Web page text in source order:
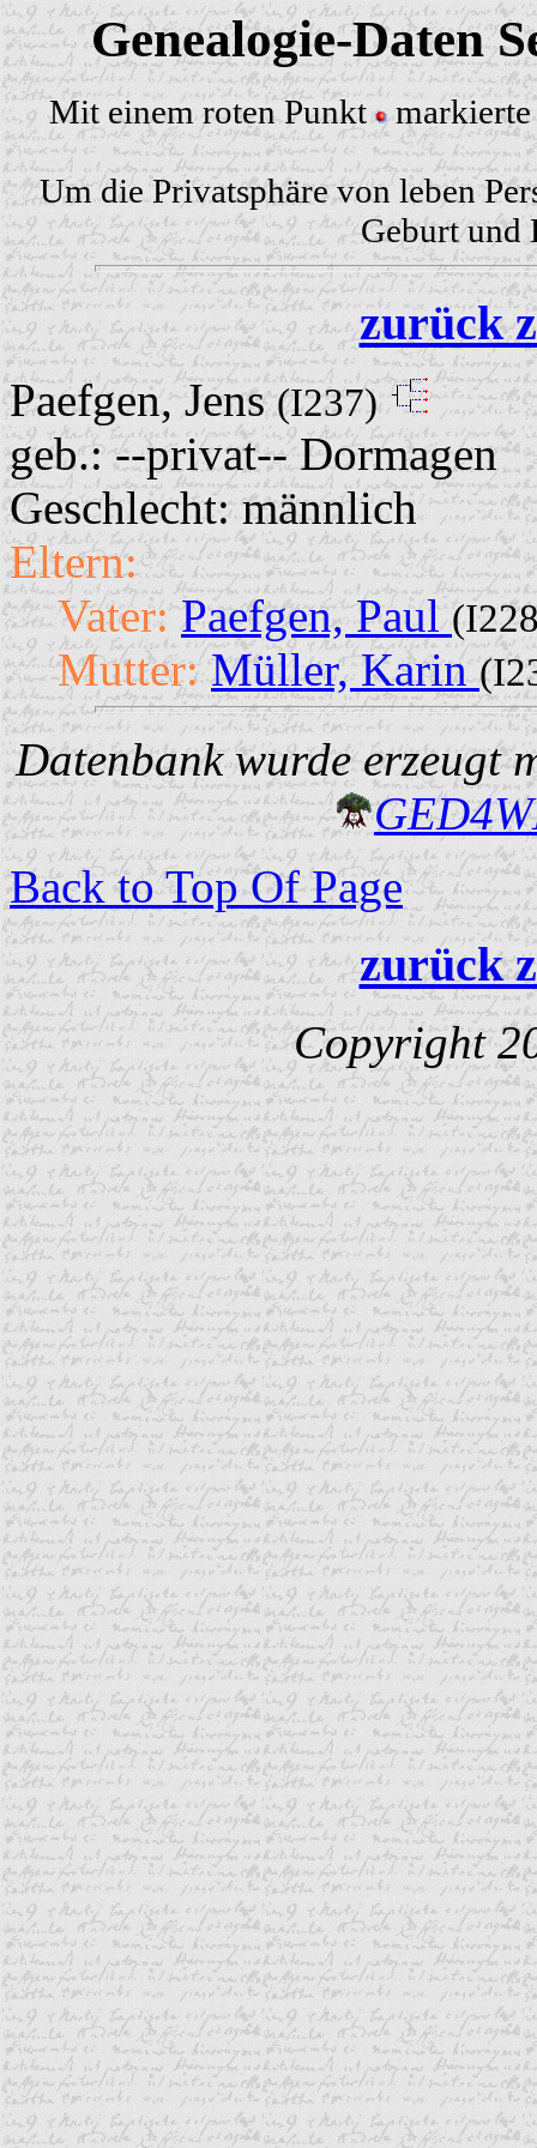
Genealogie-Daten
Mit einem roten Punkt markierte
Um die Privatsphäre von leben
Geburt und
zurück
Paefgen, Jens(I237)
geb.: --privat-- Dormagen
Geschlecht: männlich
Eltern:
Vater: Paefgen, Paul
Mutter: Müller, Karin
Datenbank wurde erzeugt
Back to Top Of Page
zurück
Copyright